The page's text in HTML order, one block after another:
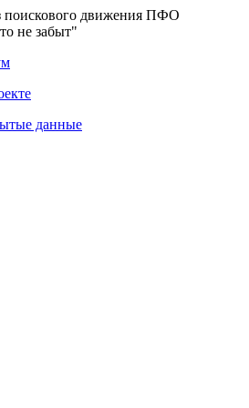
поискового движения ПФО
не забыт"
данные